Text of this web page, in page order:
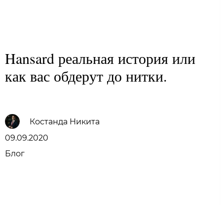
Hansard реальная история или
как вас обдерут до нитки.
Костанда Никита
09.09.2020
Блог